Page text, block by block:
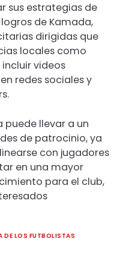
sus estrategias de
de Kamada,
dirigidas que
locales como
videos
redes sociales y
puede llevar a un
de patrocinio, ya
con jugadores
en una mayor
para el club,
DE LOS FUTBOLISTAS